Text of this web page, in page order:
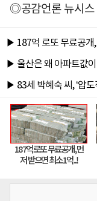
◎공감언론 뉴시스